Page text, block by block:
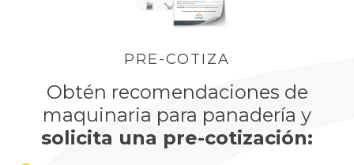
PRE-COTIZA
Obtén recomendaciones de
maquinaria para panadería y
solicita una pre-cotización: